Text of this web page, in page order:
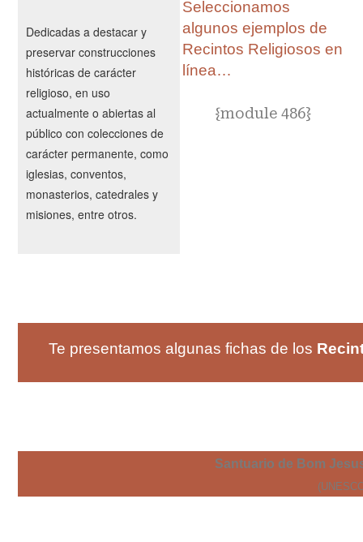
Dedicadas a destacar y
preservar construcciones
históricas de carácter
religioso, en uso
actualmente o abiertas al
público con colecciones de
carácter permanente, como
iglesias, conventos,
monasterios, catedrales y
misiones, entre otros.
Seleccionamos
algunos ejemplos de
Recintos Religiosos en
línea…
{module 486}
Te presentamos algunas fichas de los
Santuario de Bom